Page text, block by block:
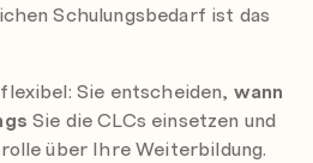
Schulungsbedarf ist das
Sie entscheiden, wann
Sie die CLCs einsetzen und
über Ihre Weiterbildung.